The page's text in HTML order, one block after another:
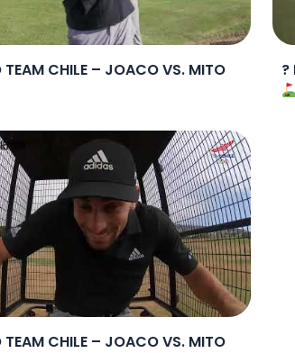
TEAM CHILE – JOACO VS. MITO
?
TEAM CHILE – JOACO VS. MITO